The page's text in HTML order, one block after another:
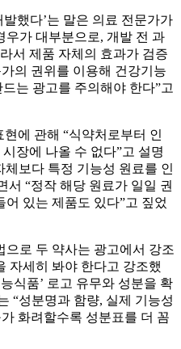
발했다’는 말은 의료 전문가가
우가 대부분으로, 개발 전 과
서 제품 자체의 효과가 검증
의 권위를 이용해 건강기능
는 광고를 주의해야 한다”고
현에 관해 “식약처로부터 인
장에 나올 수 없다”고 설명
체보다 특정 기능성 원료를 인
서 “정작 해당 원료가 일일 권
있는 제품도 있다”고 짚었
로 두 약사는 광고에서 강조
자세히 봐야 한다고 강조했
식품’ 로고 유무와 성분을 확
“성분명과 함량, 실제 기능성
화려할수록 성분표를 더 꼼